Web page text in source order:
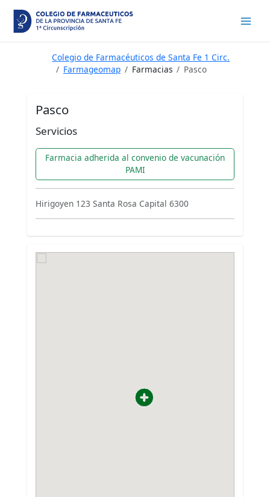
contenido
Colegio de Farmacéuticos de Santa Fe 1 Circ.
Farmageomap
Farmacias Pasco
Pasco
Servicios
Farmacia adherida al convenio de vacunación
PAMI
Hirigoyen 123 Santa Rosa Capital 6300